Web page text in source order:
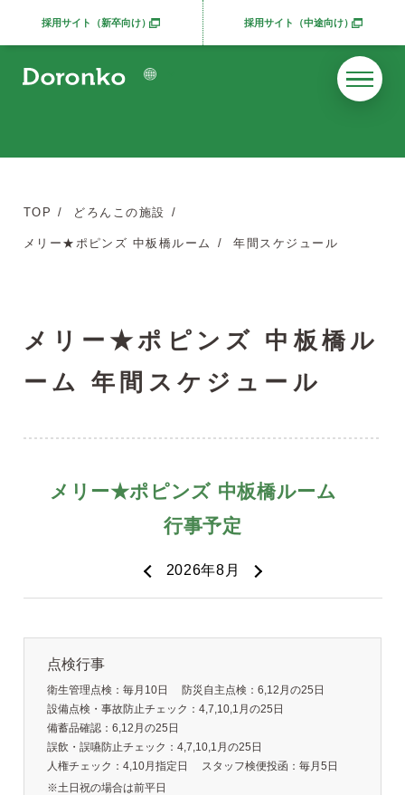
採用サイト（新卒向け）別ウィンドウで開きます 採用サイト（中途向け）別ウィンドウで開きま
TOP どろんこの施設
メリー★ポピンズ 中板橋ルーム 年間スケジュール
メリー★ポピンズ 中板橋ル
ーム 年間スケジュール
点検行事
衛生管理点検：毎月10日
防災自主点検：6,12月の25日
設備点検・事故防止チェック：4,7,10,1月の25日
備蓄品確認：6,12月の25日
誤飲・誤嚥防止チェック：4,7,10,1月の25日
人権チェック：4,10月指定日
スタッフ検便投函：毎月5日
※土日祝の場合は前平日